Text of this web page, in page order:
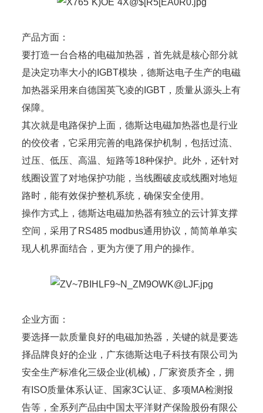
产品方面：
要打造一台合格的电磁加热器，首先就是核心部分就
是决定功率大小的IGBT模块，德斯达电子生产的电磁
加热器采用来自德国英飞凌的IGBT，质量从源头上有
保障。
其次就是电路保护上面，德斯达电磁加热器也是行业
的佼佼者，它采用完善的电路保护机制，包括过流、
过压、低压、高温、短路等18种保护。此外，还针对
线圈设置了对地保护功能，当线圈破皮或线圈对地短
路时，能有效保护整机系统，确保安全使用。
操作方式上，德斯达电磁加热器有独立的云计算支撑
空间，采用了RS485 modbus通用协议，简简单单实
现人机界面结合，更为方便了用户的操作。
企业方面：
要选择一款质量良好的电磁加热器，关键的就是要选
择品牌良好的企业，广东德斯达电子科技有限公司为
安全生产标准化三级企业(机械)，厂家资质齐全，拥
有ISO质量体系认证、国家3C认证、多项MA检测报
告等，全系列产品由中国太平洋财产保险股份有限公